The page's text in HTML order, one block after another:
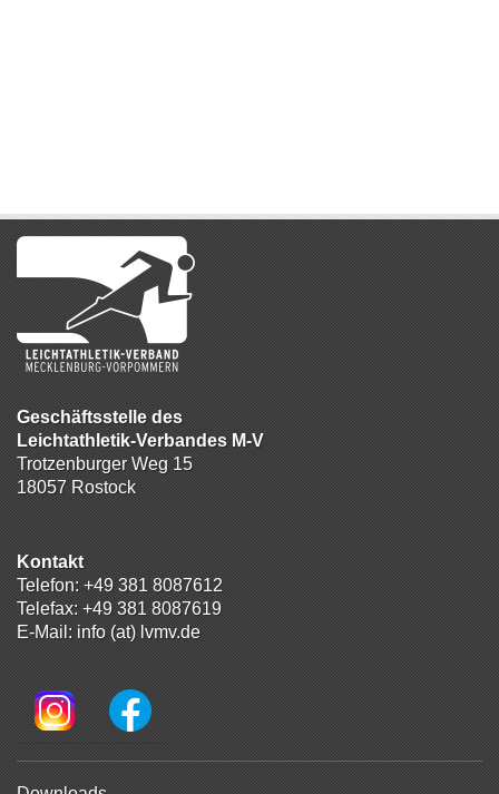
Geschäftsstelle des
Leichtathletik-Verbandes M-V
Trotzenburger Weg 15
18057 Rostock
Kontakt
Telefon: +49 381 8087612
Telefax: +49 381 8087619
E-Mail: info (at) lvmv.de
Navigation